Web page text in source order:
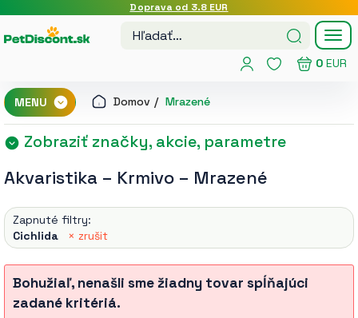
Doprava od 3.8 EUR
0 EUR
MENU Domov Mrazené
Zobraziť značky, akcie, parametre
Akvaristika – Krmivo – Mrazené
Zapnuté filtry:
Cichlida
× zrušit
Bohužiaľ, nenašli sme žiadny tovar spĺňajúci
zadané kritériá.